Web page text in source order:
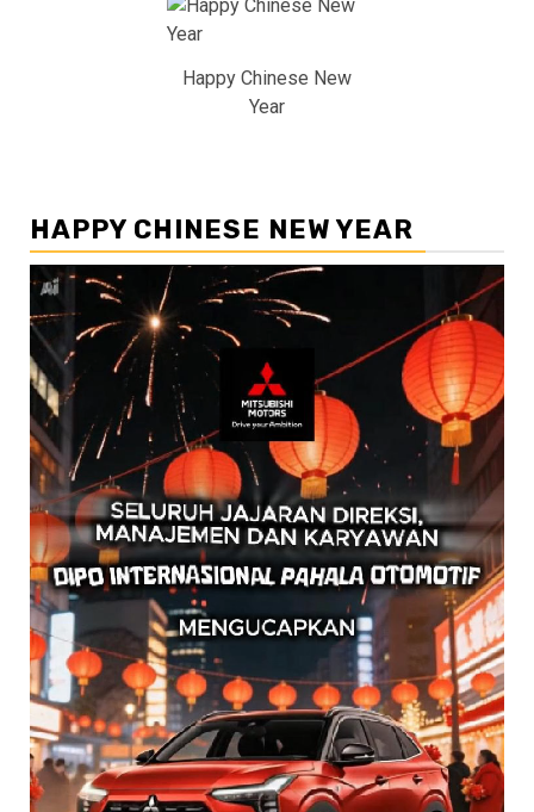
Happy Chinese New
Year
HAPPY CHINESE NEW YEAR